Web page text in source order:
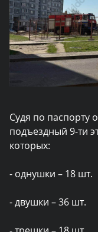
Судя по паспорту
подъездный 9-ти
которых:
- однушки – 18 шт.
- двушки – 36 шт.